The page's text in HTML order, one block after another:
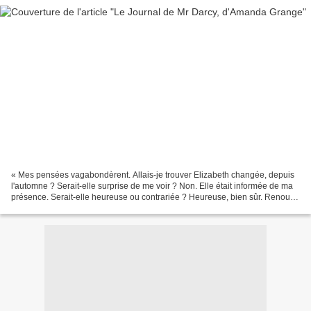
« Mes pensées vagabondèrent. Allais-je trouver Elizabeth changée, depuis
l'automne ? Serait-elle surprise de me voir ? Non. Elle était informée de ma
présence. Serait-elle heureuse ou contrariée ? Heureuse, bien sûr. Renouer